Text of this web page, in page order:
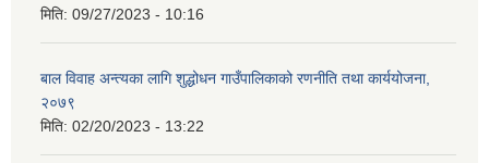
मिति: 09/27/2023 - 10:16
बाल विवाह अन्त्यका लागि शुद्धोधन गाउँपालिकाको रणनीति तथा कार्ययोजना,
२०७९
मिति: 02/20/2023 - 13:22